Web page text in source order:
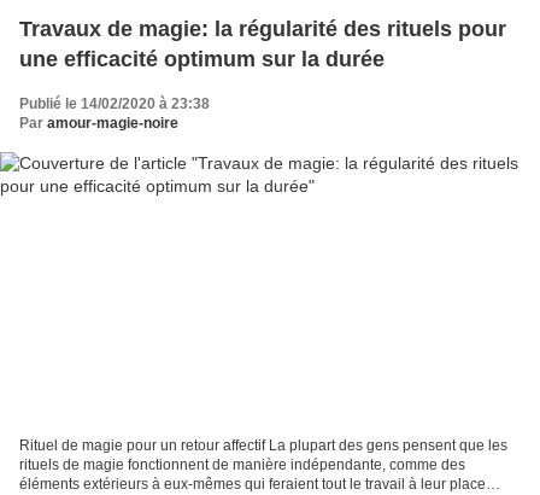
Travaux de magie: la régularité des rituels pour
une efficacité optimum sur la durée
Publié le 14/02/2020 à 23:38
Par amour-magie-noire
Rituel de magie pour un retour affectif La plupart des gens pensent que les
rituels de magie fonctionnent de manière indépendante, comme des
éléments extérieurs à eux-mêmes qui feraient tout le travail à leur place